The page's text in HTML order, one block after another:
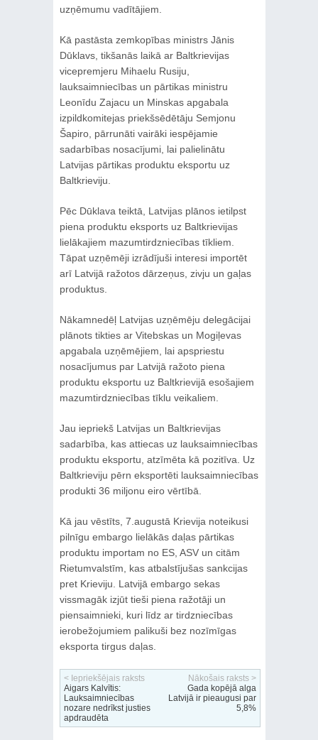
uzņēmumu vadītājiem.
Kā pastāsta zemkopības ministrs Jānis
Dūklavs, tikšanās laikā ar Baltkrievijas
vicepremjeru Mihaelu Rusiju,
lauksaimniecības un pārtikas ministru
Leonīdu Zajacu un Minskas apgabala
izpildkomitejas priekšsēdētāju Semjonu
Šapiro, pārrunāti vairāki iespējamie
sadarbības nosacījumi, lai palielinātu
Latvijas pārtikas produktu eksportu uz
Baltkrieviju.
Pēc Dūklava teiktā, Latvijas plānos ietilpst
piena produktu eksports uz Baltkrievijas
lielākajiem mazumtirdzniecības tīkliem.
Tāpat uzņēmēji izrādījuši interesi importēt
arī Latvijā ražotos dārzeņus, zivju un gaļas
produktus.
Nākamnedēļ Latvijas uzņēmēju delegācijai
plānots tikties ar Vitebskas un Mogiļevas
apgabala uzņēmējiem, lai apspriestu
nosacījumus par Latvijā ražoto piena
produktu eksportu uz Baltkrievijā esošajiem
mazumtirdzniecības tīklu veikaliem.
Jau iepriekš Latvijas un Baltkrievijas
sadarbība, kas attiecas uz lauksaimniecības
produktu eksportu, atzīmēta kā pozitīva. Uz
Baltkrieviju pērn eksportēti lauksaimniecības
produkti 36 miljonu eiro vērtībā.
Kā jau vēstīts, 7.augustā Krievija noteikusi
pilnīgu embargo lielākās daļas pārtikas
produktu importam no ES, ASV un citām
Rietumvalstīm, kas atbalstījušas sankcijas
pret Krieviju. Latvijā embargo sekas
vissmagāk izjūt tieši piena ražotāji un
piensaimnieki, kuri līdz ar tirdzniecības
ierobežojumiem palikuši bez nozīmīgas
eksporta tirgus daļas.
< Iepriekšējais raksts
Aigars Kalvītis:
Lauksaimniecības
nozare nedrīkst justies
apdraudēta
Nākošais raksts >
Gada kopējā alga
Latvijā ir pieaugusi par
5,8%